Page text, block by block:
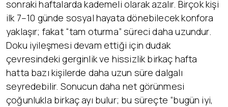
sonraki haftalarda kademeli olarak azalır. Birçok kişi
ilk 7–10 günde sosyal hayata dönebilecek konfora
yaklaşır; fakat “tam oturma” süreci daha uzundur.
Doku iyileşmesi devam ettiği için dudak
çevresindeki gerginlik ve hissizlik birkaç hafta
hatta bazı kişilerde daha uzun süre dalgalı
seyredebilir. Sonucun daha net görünmesi
çoğunlukla birkaç ayı bulur; bu süreçte “bugün iyi,